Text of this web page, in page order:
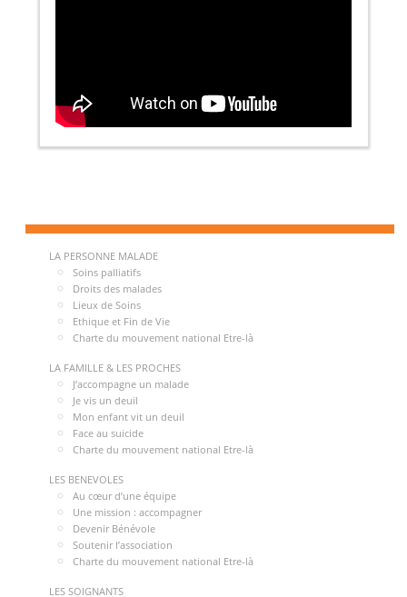
LA PERSONNE MALADE
Soins palliatifs
Droits des malades
Lieux de Soins
Ethique et Fin de Vie
Charte du mouvement national Etre-là
LA FAMILLE & LES PROCHES
J’accompagne un malade
Je vis un deuil
Mon enfant vit un deuil
Face au suicide
Charte du mouvement national Etre-là
LES BENEVOLES
Au cœur d’une équipe
Une mission : accompagner
Devenir Bénévole
Soutenir l’association
Charte du mouvement national Etre-là
LES SOIGNANTS